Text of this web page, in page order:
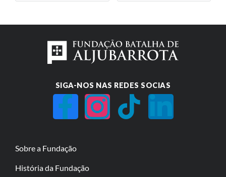
SIGA-NOS NAS REDES SOCIAS
Sobre a Fundação
História da Fundação